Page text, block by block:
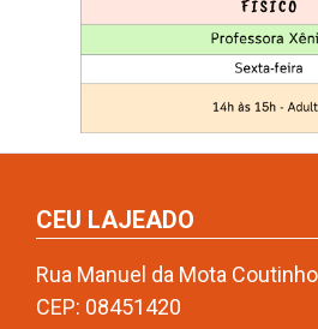
CEU LAJEADO
Rua Manuel da Mota
CEP: 08451420